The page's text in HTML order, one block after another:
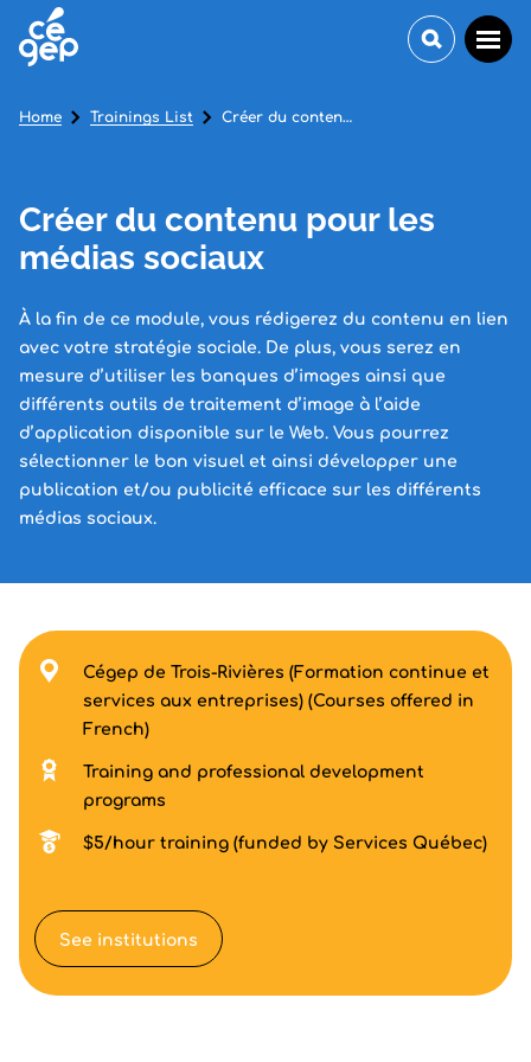
Créer du contenu pour les
médias sociaux
À la fin de ce module, vous rédigerez du contenu en lien
avec votre stratégie sociale. De plus, vous serez en
mesure d’utiliser les banques d’images ainsi que
différents outils de traitement d’image à l’aide
d’application disponible sur le Web. Vous pourrez
sélectionner le bon visuel et ainsi développer une
publication et/ou publicité efficace sur les différents
médias sociaux.
Home Trainings List Créer du contenu pour les médias sociaux
Cégep de Trois-Rivières (Formation continue et
services aux entreprises) (Courses offered in
French)
Training and professional development
programs
$5/hour training (funded by Services Québec)
See institutions